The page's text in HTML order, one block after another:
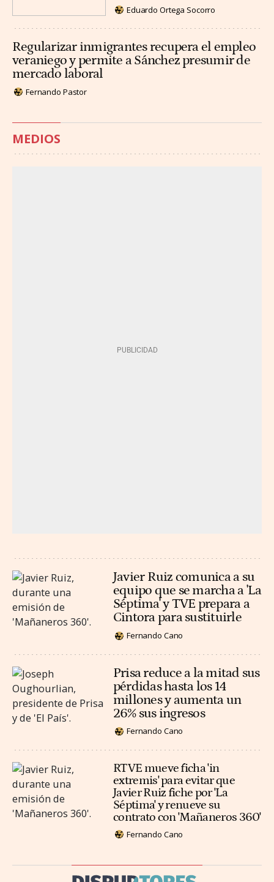
Eduardo Ortega Socorro
Regularizar inmigrantes recupera el empleo
veraniego y permite a Sánchez presumir de
mercado laboral
Fernando Pastor
MEDIOS
Javier Ruiz comunica a su
equipo que se marcha a 'La
Séptima' y TVE prepara a
Cintora para sustituirle
Fernando Cano
Prisa reduce a la mitad sus
pérdidas hasta los 14
millones y aumenta un
26% sus ingresos
Fernando Cano
RTVE mueve ficha 'in
extremis' para evitar que
Javier Ruiz fiche por 'La
Séptima' y renueve su
contrato con 'Mañaneros 360'
Fernando Cano